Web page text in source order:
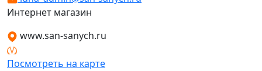
Интернет магазин
www.san-sanych.ru
Посмотреть на карте